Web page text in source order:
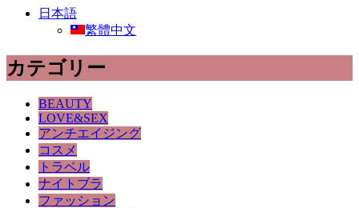
日本語
繁體中文
カテゴリー
BEAUTY
LOVE&SEX
アンチエイジング
コスメ
トラベル
ナイトブラ
ファッション